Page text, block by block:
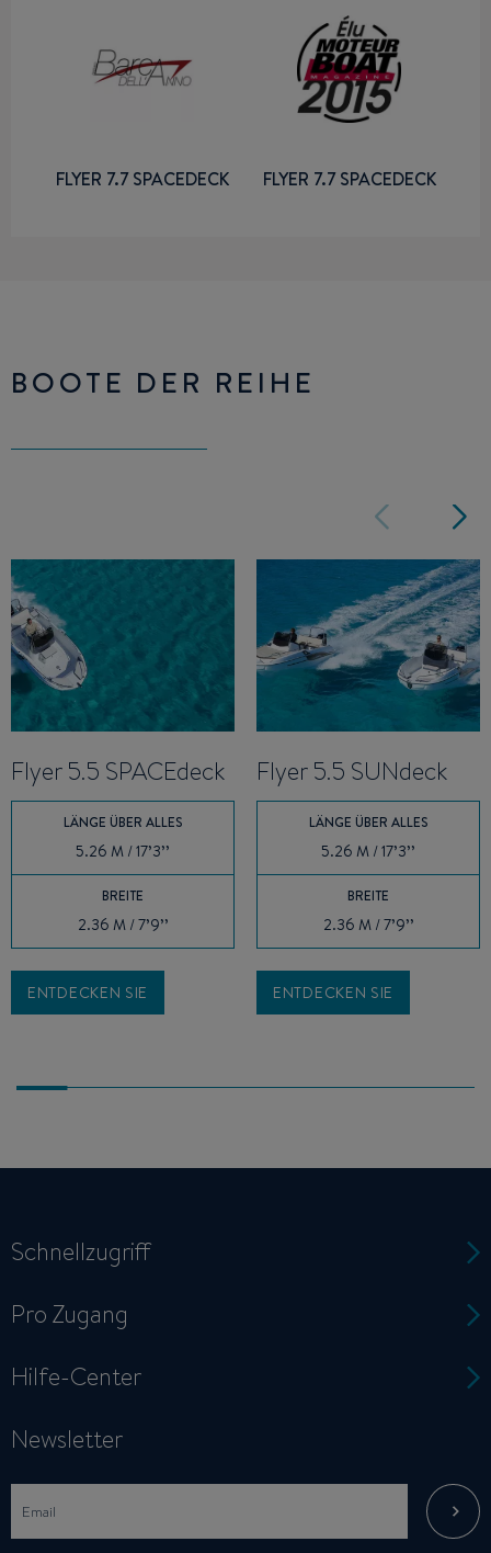
FLYER 7.7 SPACEDECK FLYER 7.7 SPACEDECK
BOOTE DER REIHE
Flyer 5.5 SPACEdeck
LÄNGE ÜBER ALLES
5.26 M / 17’3’’
BREITE
2.36 M / 7’9’’
ENTDECKEN SIE
Flyer 5.5 SUNdeck
LÄNGE ÜBER ALLES
5.26 M / 17’3’’
BREITE
2.36 M / 7’9’’
ENTDECKEN SIE
Schnellzugriff
Pro Zugang
Hilfe-Center
Newsletter